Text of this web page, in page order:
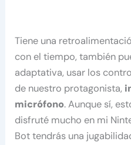
Tiene una
con el tiempo, también
adaptativa, usar los
de nuestro protagonista,
micrófono. Aunque sí,
disfruté mucho en mi
Bot tendrás una